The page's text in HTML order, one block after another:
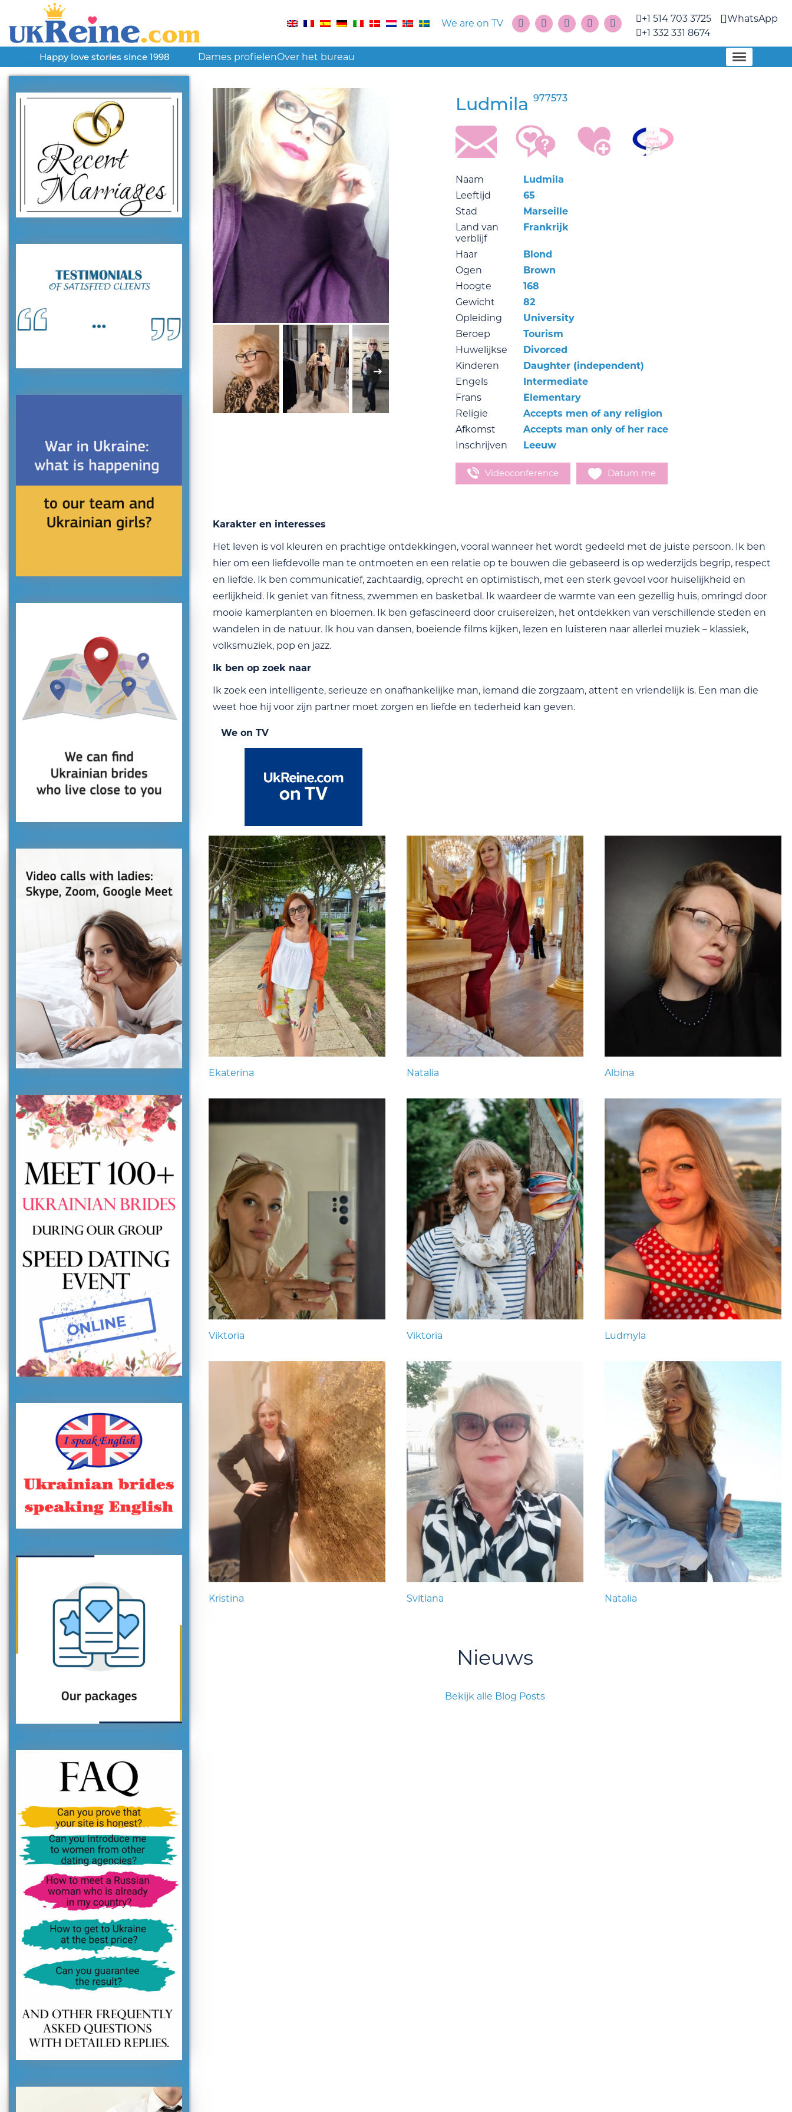
We are on TV
+1 514 703 3725
+1 332 331 8674
WhatsApp
Happy love stories since 1998 Dames profielenOver het bureau
Ludmila 977573
Naam
Ludmila
Leeftijd
65
Stad
Marseille
Land van
verblijf
Frankrijk
Haar
Blond
Ogen
Brown
Hoogte
168
Gewicht
82
Opleiding
University
Beroep
Tourism
Huwelijkse
Divorced
Kinderen
Daughter (independent)
Engels
Intermediate
Frans
Elementary
Religie
Accepts men of any religion
Afkomst
Accepts man only of her race
Inschrijven
Leeuw
Videoconference Datum me
Karakter en interesses
Het leven is vol kleuren en prachtige ontdekkingen, vooral wanneer het wordt gedeeld met de juiste persoon. Ik ben
hier om een liefdevolle man te ontmoeten en een relatie op te bouwen die gebaseerd is op wederzijds begrip, respect
en liefde. Ik ben communicatief, zachtaardig, oprecht en optimistisch, met een sterk gevoel voor huiselijkheid en
eerlijkheid. Ik geniet van fitness, zwemmen en basketbal. Ik waardeer de warmte van een gezellig huis, omringd door
mooie kamerplanten en bloemen. Ik ben gefascineerd door cruisereizen, het ontdekken van verschillende steden en
wandelen in de natuur. Ik hou van dansen, boeiende films kijken, lezen en luisteren naar allerlei muziek – klassiek,
volksmuziek, pop en jazz.
Ik ben op zoek naar
Ik zoek een intelligente, serieuze en onafhankelijke man, iemand die zorgzaam, attent en vriendelijk is. Een man die
weet hoe hij voor zijn partner moet zorgen en liefde en tederheid kan geven.
We on TV
Ekaterina Natalia Albina
Viktoria Viktoria Ludmyla
Kristina Svitlana Natalia
Nieuws
Bekijk alle Blog Posts